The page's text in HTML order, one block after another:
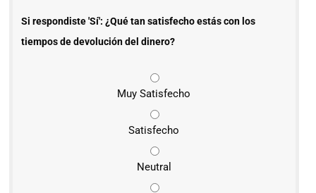
Si respondiste 'Sí': ¿Qué tan satisfecho estás con los
tiempos de devolución del dinero?
Muy Satisfecho
Satisfecho
Neutral